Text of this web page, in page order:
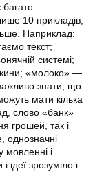
багато
10 прикладів,
Наприклад:
текст;
системі;
«молоко» —
знати, що
мати кілька
слово «банк»
грошей, так і
однозначні
і
зрозуміло і